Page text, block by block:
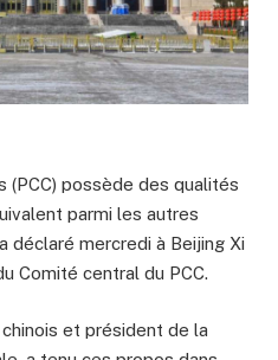
(PCC) possède des qualités
parmi les autres
mercredi à Beijing Xi
Comité central du PCC.
et président de la